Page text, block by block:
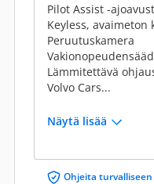
Pilot Assist -
Keyless, avaimeton
Peruutuskamera
Lämmitettävä
Volvo Cars...
Näytä lisää
Ohjeita